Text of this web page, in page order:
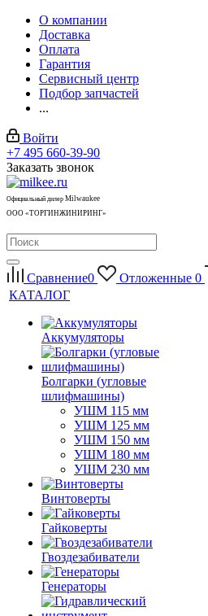
О компании
Доставка
Оплата
Гарантия
Сервисный центр
Подбор запчастей
...
Войти
+7 495 660-39-90
Заказать звонок
Официальный дилер Milwaukee
ООО «ТОРГИНЖИНИРИНГ»
Сравнение0 Отложенные 0
КАТАЛОГ
Аккумуляторы
Болгарки (угловые
шлифмашины)
УШМ 115 мм
УШМ 125 мм
УШМ 150 мм
УШМ 180 мм
УШМ 230 мм
Винтоверты
Гайковерты
Гвоздезабиватели
Генераторы